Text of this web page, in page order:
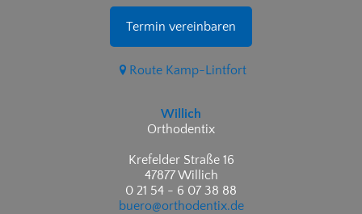
Termin vereinbaren
Route Kamp-Lintfort
Willich
Orthodentix
Krefelder Straße 16
47877 Willich
0 21 54 - 6 07 38 88
buero@orthodentix.de